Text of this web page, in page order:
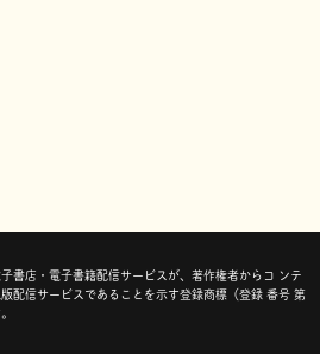
書店・電子書籍配信サービスが、著作権者からコ ンテ
配信サービスであることを示す登録商標（登録 番号 第